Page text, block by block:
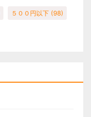
５００円以下 (98)